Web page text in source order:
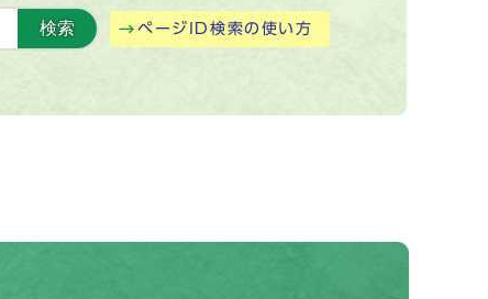
検索 ページID検索の使い方